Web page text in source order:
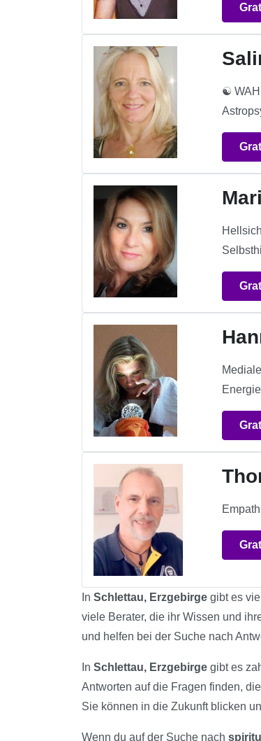
☯
In Schlettau, Erzgebirge gibt es
viele Berater, die ihr Wissen und
und helfen bei der Suche nach
In Schlettau, Erzgebirge gibt es
Antworten auf die Fragen finden,
Sie können in die Zukunft blicken
Wenn du auf der Suche nach